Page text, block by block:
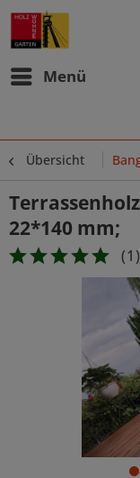
Menü
Übersicht
22*140 mm;
(1 )